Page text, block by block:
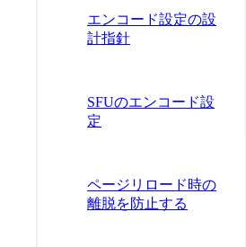
エンコード設定の設
計指針
SFUのエンコード設
定
ページリロード時の
離脱を防止する